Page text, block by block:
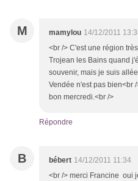
M mamylou 14/12/2011
<br /> C'est une région
Trojean les Bains quand
souvenir, mais je suis
Vendée n'est pas bien<br
bon mercredi.<br />
Répondre
B bébert 14/12/2011 11:34
<br /> merci Francine oui